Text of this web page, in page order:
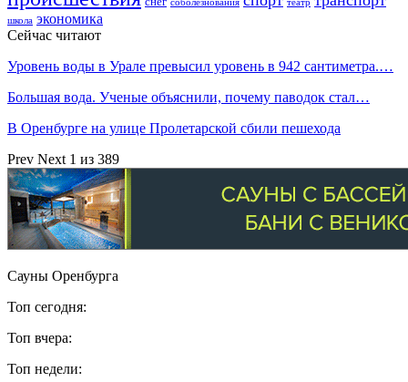
соболезнования театр
школа экономика
Сейчас читают
Уровень воды в Урале превысил уровень в 942 сантиметра.…
Большая вода. Ученые объяснили, почему паводок стал…
В Оренбурге на улице Пролетарской сбили пешехода
Prev Next 1 из 389
Сауны Оренбурга
Топ сегодня:
Топ вчера:
Топ недели: